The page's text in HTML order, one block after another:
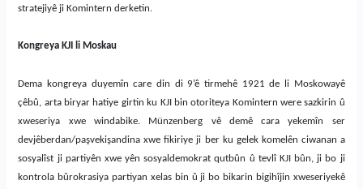
stratejiyê ji Komintern derketin.
Kongreya KJI li Moskau
Dema kongreya duyemîn care din di 9’ê tirmehê 1921de li Moskowayê
çêbû, arta biryar hatiye girtin ku KJI bin otoriteya Komintern were sazkirin û
xweseriya xwe windabike. Münzenberg vê demê cara yekemîn ser
devjêberdan/paşvekişandina xwe fikiriye ji ber ku gelek komelên ciwanan a
sosyalîst ji partiyên xwe yên sosyaldemokrat qutbûn û tevlî KJI bûn, ji bo ji
kontrola bûrokrasiya partiyan xelas bin û ji bo bikarin bigihîjin xweseriyekê